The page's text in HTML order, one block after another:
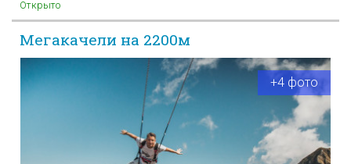
Открыто
Мегакачели на 2200м
+4 фото